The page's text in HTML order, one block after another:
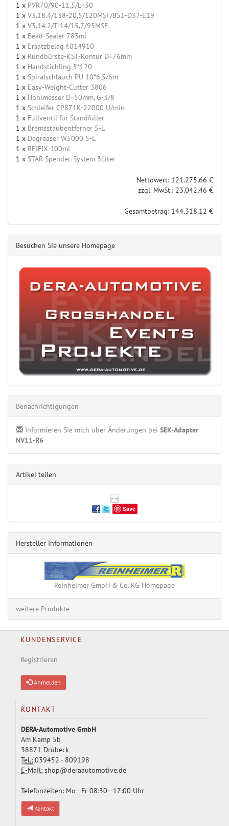
1 x PVR70/90-11,5/L=30
1 x V3.18.4/138-20,5/120MSF/B51-D37-E19
1 x V3.14.2/T-14/15,7/95MSF
1 x Bead-Sealer 783ml
1 x Ersatzbelag f.014910
1 x Rundbürste-KST-Kontur D=76mm
1 x Handstichling 5*120
1 x Spiralschlauch PU 10*6,5/6m
1 x Easy-Weight-Cutter 3806
1 x Hohlmesser D=50mm, G-3/8
1 x Schleifer CP871K-22000 U/min
1 x Füllventil für Standfüller
1 x Bremsstaubentferner 5-L
1 x Degreaser W5000 5-L
1 x REIFIX 100ml
1 x STAR-Spender-System 3Liter
Nettowert: 121.275,66 €
zzgl. MwSt.: 23.042,46 €
Gesamtbetrag: 144.318,12 €
Besuchen Sie unsere Homepage
Benachrichtigungen
Informieren Sie mich über Änderungen bei SEK-Adapter
NV11-R6
Artikel teilen
Save
Hersteller Informationen
Reinheimer GmbH & Co. KG Homepage
weitere Produkte
KUNDENSERVICE
Registrieren
Anmelden
KONTAKT
DERA-Automotive GmbH
Am Kamp 5b
38871 Drübeck
Tel.: 039452 - 809198
E-Mail: shop@deraautomotive.de
Telefonzeiten: Mo - Fr 08:30 - 17:00 Uhr
Kontakt